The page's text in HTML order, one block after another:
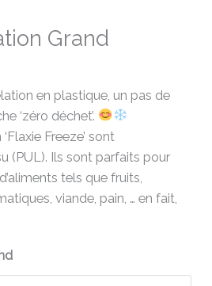
Grand
en plastique, un pas de
‘zéro déchet’.
Freeze’ sont
(PUL). Ils sont parfaits pour
tels que fruits,
viande, pain, … en fait,